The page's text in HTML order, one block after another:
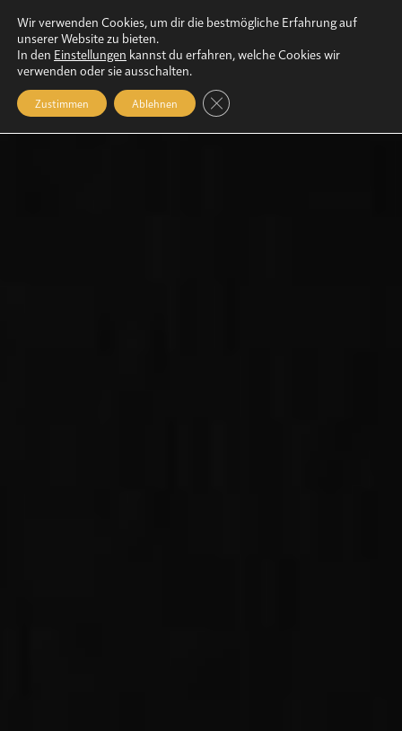
Wir verwenden Cookies, um dir die bestmögliche Erfahrung auf
unserer Website zu bieten.
In den Einstellungen kannst du erfahren, welche Cookies wir
verwenden oder sie ausschalten.
Zustimmen Ablehnen Close GDPR Cookie Banner